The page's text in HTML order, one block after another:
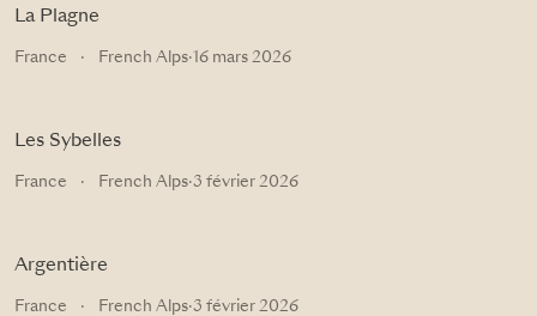
La Plagne
France · French Alps·16 mars 2026
Les Sybelles
France · French Alps·3 février 2026
Argentière
France · French Alps·3 février 2026